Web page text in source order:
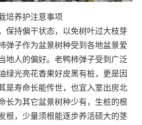
培养护注意事项
保持偏干状态，以免树叶过大枝芽
弹子作为盆景树种受到各地盆景爱
地人的偏好。老鸭柿弹子受到广泛
绿光亮花香果好皮黑有桩，更是因
是寿命长能传世，也宜入室出房北
长为其它盆景树种少有，生桩的根
根，少量须根能逐步养活硕大的茎